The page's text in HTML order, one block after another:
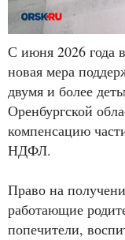
С июня 2026 года
новая мера
двумя и более
Оренбургской
компенсацию
НДФЛ.
Право на
работающие
попечители,